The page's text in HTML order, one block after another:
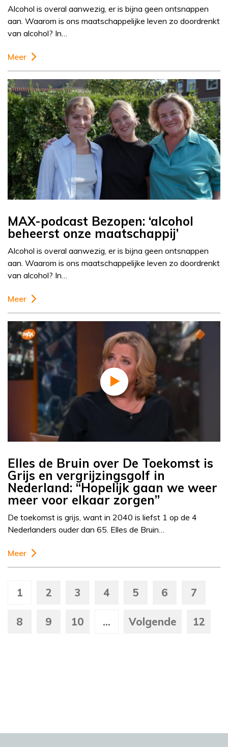
Alcohol is overal aanwezig, er is bijna geen ontsnappen
aan. Waarom is ons maatschappelijke leven zo doordrenkt
van alcohol? In…
Meer
MAX-podcast Bezopen: ‘alcohol
beheerst onze maatschappij’
Alcohol is overal aanwezig, er is bijna geen ontsnappen
aan. Waarom is ons maatschappelijke leven zo doordrenkt
van alcohol? In…
Meer
Elles de Bruin over De Toekomst is
Grijs en vergrijzingsgolf in
Nederland: “Hopelijk gaan we weer
meer voor elkaar zorgen”
De toekomst is grijs, want in 2040 is liefst 1 op de 4
Nederlanders ouder dan 65. Elles de Bruin…
Meer
1 2 3 4 5 6 7
8 9 10 ... Volgende 12